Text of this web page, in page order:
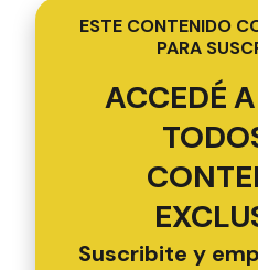
ESTE CONTENIDO
PARA
ACCEDÉ
Suscribite y